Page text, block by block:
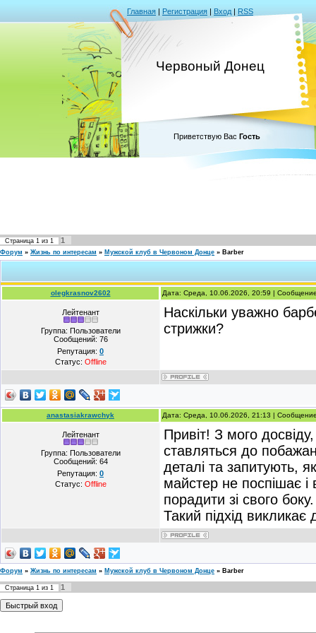
Главная | Регистрация | Вход | RSS
Червоный Донец
Приветствую Вас Гость
Страница 1 из 1 1
Форум » Жизнь по интересам » Мужской клуб в Червоном Донце » Barber
olegkrasnov2602 Дата: Среда, 10.06.2026, 20:59 |
Лейтенант
Группа: Пользователи
Сообщений: 76
Репутация: 0
Статус: Offline
Наскільки уважно
стрижки?
anastasiakrawchyk Дата: Среда, 10.06.2026, 21:13 |
Лейтенант
Группа: Пользователи
Сообщений: 64
Репутация: 0
Статус: Offline
Привіт! З мого
ставляться до
деталі та запитують,
майстер не поспішає
порадити зі свого
Такий підхід викликає
Форум » Жизнь по интересам » Мужской клуб в Червоном Донце » Barber
Страница 1 из 1 1